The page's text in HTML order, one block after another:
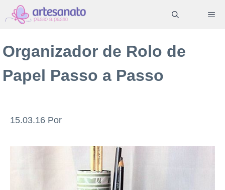
Pular
para
conteúdo
Organizador de Rolo de
Papel Passo a Passo
15.03.16 Por